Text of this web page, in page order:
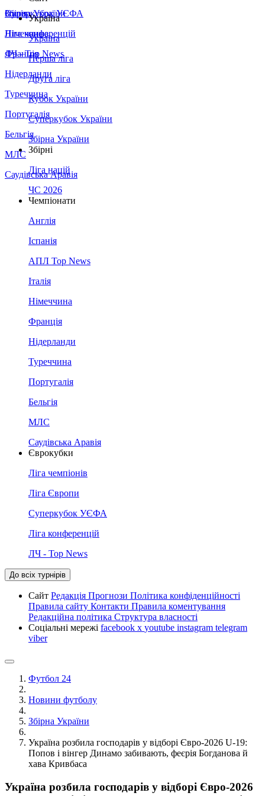
Збірна України
Італія
Німеччина
Франція
Нідерланди
Туреччина
Португалія
Бельгія
МЛС
Саудівська Аравія
Суперкубок УЄФА
Ліга конференцій
ЛЧ - Top News
Україна
Україна
Перша ліга
Друга ліга
Кубок України
Суперкубок України
Збірна України
Збірні
Ліга націй
ЧС 2026
Чемпіонати
Англія
Іспанія
АПЛ Top News
Італія
Німеччина
Франція
Нідерланди
Туреччина
Португалія
Бельгія
МЛС
Саудівська Аравія
Єврокубки
Ліга чемпіонів
Ліга Європи
Суперкубок УЄФА
Ліга конференцій
ЛЧ - Top News
До всіх турнірів
Сайт Редакція Прогнози Політика конфіденційності
Правила сайту Контакти Правила коментування
Редакційна політика Структура власності
Соціальні мережі facebook x youtube instagram telegram
viber
Футбол 24
Новини футболу
Збірна України
Україна розбила господарів у відборі Євро-2026 U-19:
Попов і вінгер Динамо забивають, феєрія Богданова й
хава Кривбаса
Україна розбила господарів у відборі Євро-2026